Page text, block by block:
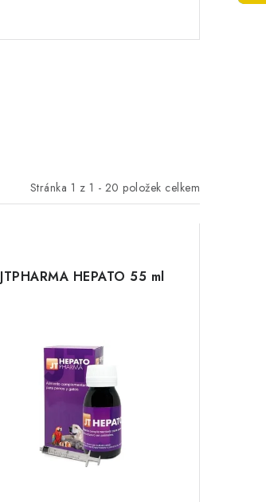
Stránka 1 z 1 - 20 položek celkem
JTPHARMA HEPATO 55 ml